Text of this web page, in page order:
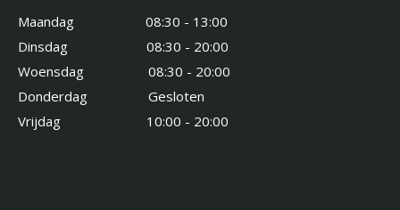
Maandag 08:30 - 13:00
Dinsdag 08:30 - 20:00
Woensdag 08:30 - 20:00
Donderdag Gesloten
Vrijdag 10:00 - 20:00